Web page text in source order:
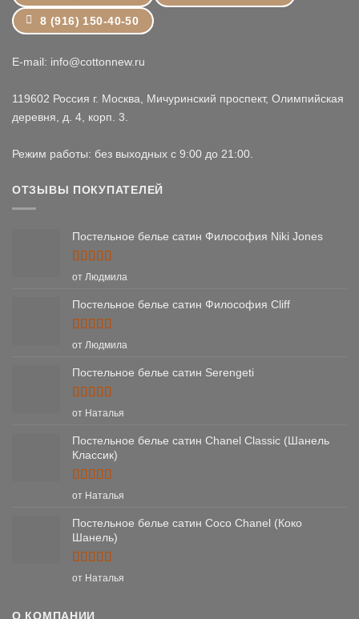
8 (916) 150-40-50
E-mail: info@cottonnew.ru
119602 Россия г. Москва, Мичуринский проспект, Олимпийская
деревня, д. 4, корп. 3.
Режим работы: без выходных с 9:00 до 21:00.
ОТЗЫВЫ ПОКУПАТЕЛЕЙ
Постельное белье сатин Философия Niki Jones
Оценка5
от Людмила
Постельное белье сатин Философия Cliff
Оценка5
от Людмила
Постельное белье сатин Serengeti
Оценка5
от Наталья
Постельное белье сатин Chanel Classic (Шанель
Классик)
Оценка5
от Наталья
Постельное белье сатин Coco Chanel (Коко
Шанель)
Оценка5
от Наталья
О КОМПАНИИ